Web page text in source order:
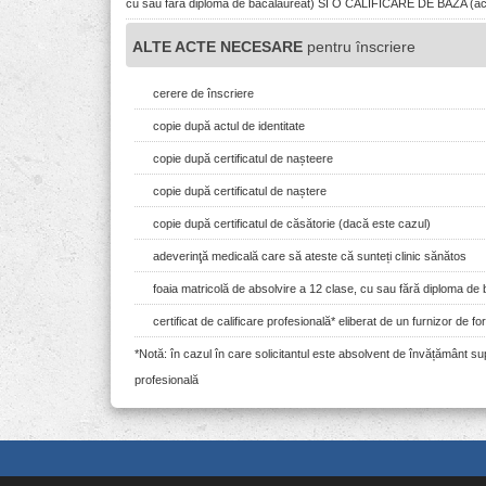
cu sau fara diploma de bacalaureat) SI O CALIFICARE DE BAZA
ALTE ACTE NECESARE pentru înscriere
cerere de înscriere
copie după actul de identitate
copie după certificatul de nașteere
copie după certificatul de naștere
copie după certificatul de căsătorie (dacă este cazul)
adeverinţă medicală care să ateste că sunteți clinic sănătos
foaia matricolă de absolvire a 12 clase, cu sau fără diploma de
certificat de calificare profesională* eliberat de un furnizor de
*Notă: în cazul în care solicitantul este absolvent de învățământ
profesională